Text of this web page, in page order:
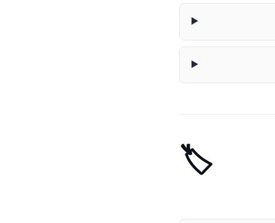
🏷️ Categorizador de Gastos